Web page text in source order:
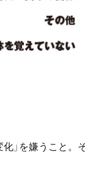
化」を嫌うこと。